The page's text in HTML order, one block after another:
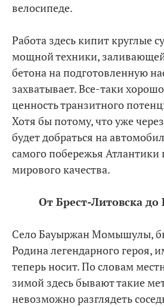
велосипеде.
Работа здесь кипит круглые
мощной техники,
бетона на подготовленную
захватывает. Все-таки
ценность транзитного
Хотя бы потому, что уже
будет добраться на
самого побережья Атлантики
мирового качества.
От Брест-Литовска до
Село Бауыржан Момышулы,
Родина легендарного героя,
теперь носит. По словам
зимой здесь бывают такие
невозможно разглядеть